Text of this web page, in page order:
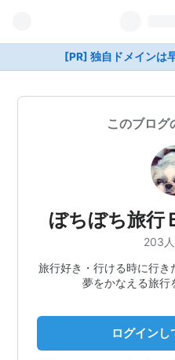
[PR] 独自ドメインは
このブログ
ぼちぼち旅行
203
旅行好き・行ける時に行
夢をかなえる旅行
ログインし